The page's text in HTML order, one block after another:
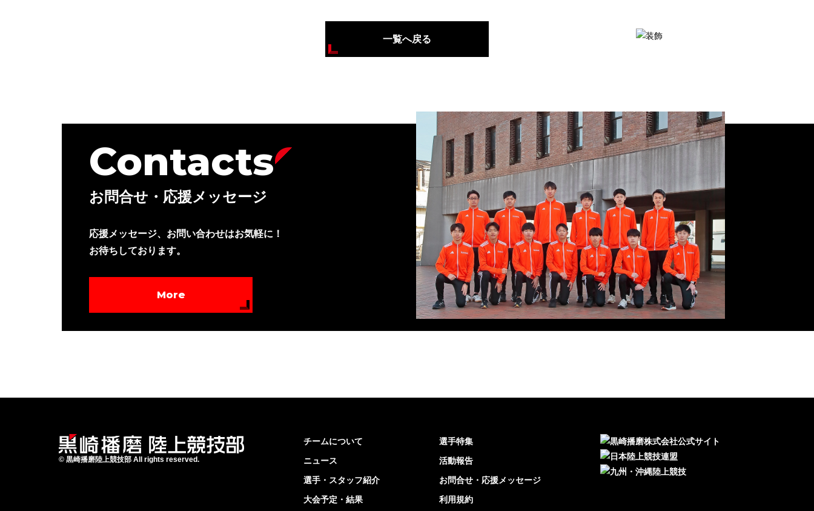
一覧へ戻る
Contacts
お問合せ・応援メッセージ
応援メッセージ、お問い合わせはお気軽に！
お待ちしております。
More
© 黒崎播磨陸上競技部 All rights reserved.
チームについて
ニュース
選手・スタッフ紹介
大会予定・結果
選手特集
活動報告
お問合せ・応援メッセージ
利用規約